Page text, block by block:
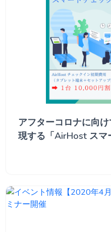
アフターコロナに向
現する「AirHost スマ